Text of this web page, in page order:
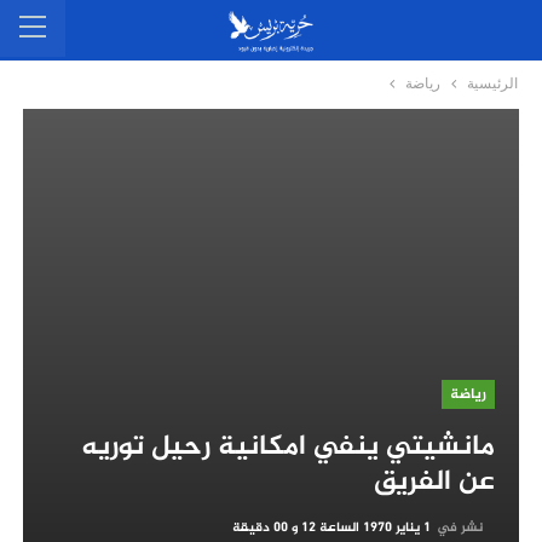
الرئيسية رياضة
رياضة
مانشيتي ينفي امكانية رحيل توريه
عن الفريق
نشر في 1 يناير 1970 الساعة 12 و 00 دقيقة